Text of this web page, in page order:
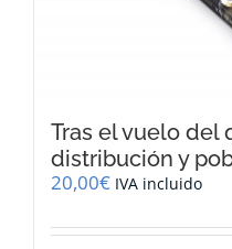
Tras el vuelo del
distribución y
20,00€ IVA incluido